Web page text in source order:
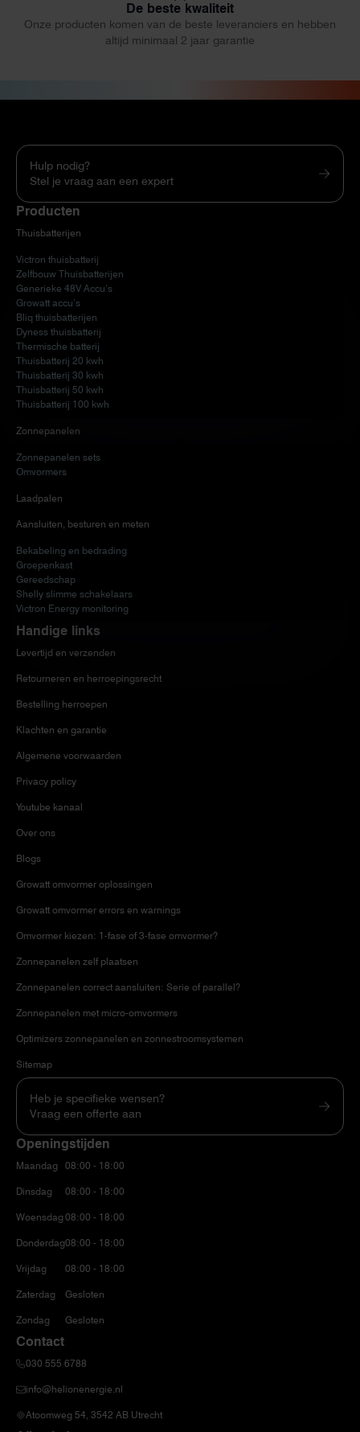
De beste kwaliteit
Onze producten komen van de beste leveranciers en hebben
altijd minimaal 2 jaar garantie
Hulp nodig?
Stel je vraag aan een expert
Producten
Thuisbatterijen
Victron thuisbatterij
Zelfbouw Thuisbatterijen
Generieke 48V Accu’s
Growatt accu’s
Bliq thuisbatterijen
Dyness thuisbatterij
Thermische batterij
Thuisbatterij 20 kwh
Thuisbatterij 30 kwh
Thuisbatterij 50 kwh
Thuisbatterij 100 kwh
Zonnepanelen
Zonnepanelen sets
Omvormers
Laadpalen
Aansluiten, besturen en meten
Bekabeling en bedrading
Groepenkast
Gereedschap
Shelly slimme schakelaars
Victron Energy monitoring
Handige links
Levertijd en verzenden
Retourneren en herroepingsrecht
Bestelling herroepen
Klachten en garantie
Algemene voorwaarden
Privacy policy
Youtube kanaal
Over ons
Blogs
Growatt omvormer oplossingen
Growatt omvormer errors en warnings
Omvormer kiezen: 1-fase of 3-fase omvormer?
Zonnepanelen zelf plaatsen
Zonnepanelen correct aansluiten: Serie of parallel?
Zonnepanelen met micro-omvormers
Optimizers zonnepanelen en zonnestroomsystemen
Sitemap
Heb je specifieke wensen?
Vraag een offerte aan
Openingstijden
Maandag
Dinsdag
Woensdag
Donderdag
Vrijdag
Zaterdag
Zondag
08:00 - 18:00
08:00 - 18:00
08:00 - 18:00
08:00 - 18:00
08:00 - 18:00
Gesloten
Gesloten
Contact
030 555 6788
info@helionenergie.nl
Atoomweg 54, 3542 AB Utrecht